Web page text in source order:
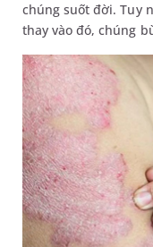
chúng suốt đời. Tuy
thay vào đó, chúng